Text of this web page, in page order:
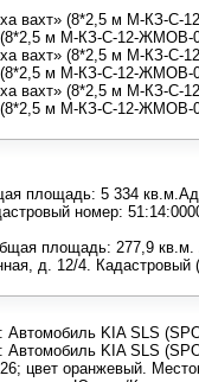
вахт» (8*2,5 м М-КЗ-С-
(8*2,5 м М-КЗ-С-12-ЖМОВ-
вахт» (8*2,5 м М-КЗ-С-
(8*2,5 м М-КЗ-С-12-ЖМОВ-
вахт» (8*2,5 м М-КЗ-С-
(8*2,5 м М-КЗ-С-12-ЖМОВ-
площадь: 5 334
номер:
площадь: 277,9 кв.м.
д. 12/4. Кадастровый
KIA SLS
KIA SLS
цвет оранжевый.